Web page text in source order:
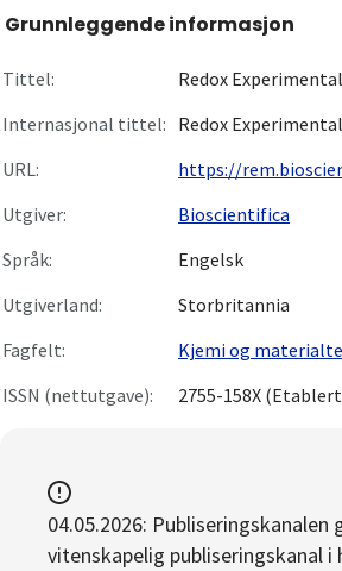
Aktuelt
Gå til innlogging
Grunnleggende informasjon
Tittel:
Redox
Internasjonal tittel: Redox
URL:
https://
Utgiver:
Bioscientifica
Språk:
Engelsk
Utgiverland:
Storbritannia
Fagfelt:
Kjemi og
ISSN (nettutgave):
2755-158X
04.05.2026: Publiseringskanalen
vitenskapelig publiseringskanal i